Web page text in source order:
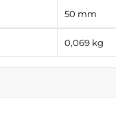
50 mm
0,069 kg